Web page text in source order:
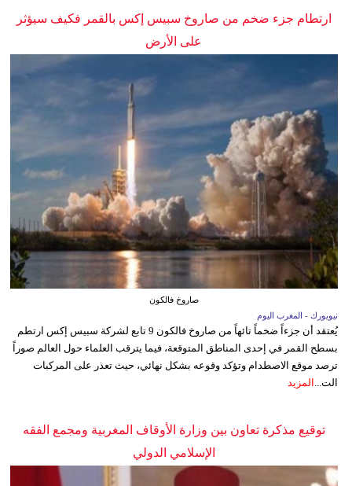
ارتطام جزء ضخم من صاروخ سبيس إكس بالقمر فكيف سيؤثر
على الأرض
صاروخ فالكون
نيويورك - المغرب اليوم
يُعتقد أن جزءاً ضخماً تائهاً من صاروخ فالكون 9 تابع لشركة سبيس إكس ارتطم
بسطح القمر في إحدى المناطق المتوقعة، فيما يترقب العلماء حول العالم صوراً
ترصد موقع الاصطدام وتؤكد وقوعه بشكل نهائي، حيث تعذر على المركبات
الت... المزيد
توقيع مذكرة تعاون بين وزارة الأوقاف المغربية ومجمع الفقه
الإسلامي الدولي